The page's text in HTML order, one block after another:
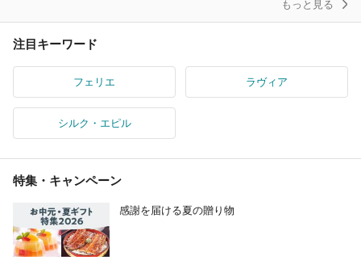
もっと見る
注目キーワード
フェリエ ラヴィア
シルク・エピル
特集・キャンペーン
感謝を届ける夏の贈り物